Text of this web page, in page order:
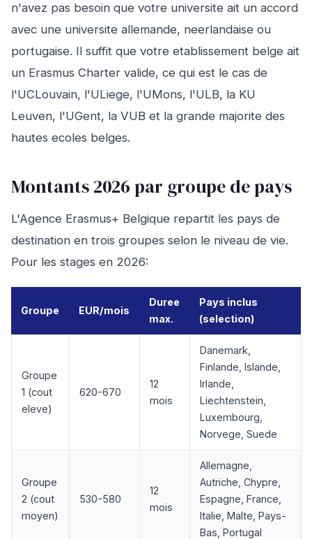
n'avez pas besoin que votre universite ait un accord
avec une universite allemande, neerlandaise ou
portugaise. Il suffit que votre etablissement belge ait
un Erasmus Charter valide, ce qui est le cas de
l'UCLouvain, l'ULiege, l'UMons, l'ULB, la KU
Leuven, l'UGent, la VUB et la grande majorite des
hautes ecoles belges.
Montants 2026 par groupe de pays
L'Agence Erasmus+ Belgique repartit les pays de
destination en trois groupes selon le niveau de vie.
Pour les stages en 2026:
Groupe EUR/mois
Duree
max.
Pays inclus
(selection)
Groupe
1 (cout
eleve)
620-670
12
mois
Danemark,
Finlande, Islande,
Irlande,
Liechtenstein,
Luxembourg,
Norvege, Suede
Groupe
2 (cout
moyen)
530-580
12
mois
Allemagne,
Autriche, Chypre,
Espagne, France,
Italie, Malte, Pays-
Bas, Portugal